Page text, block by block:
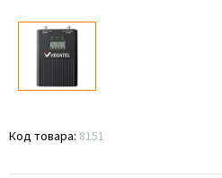
Код товара: 8151